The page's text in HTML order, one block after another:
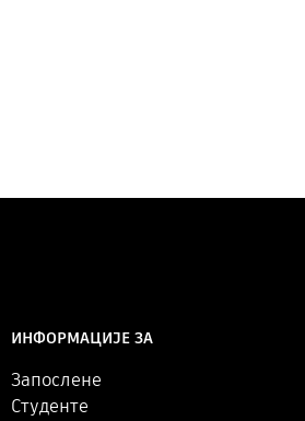
ИНФОРМАЦИЈЕ ЗА
Запослене
Студенте